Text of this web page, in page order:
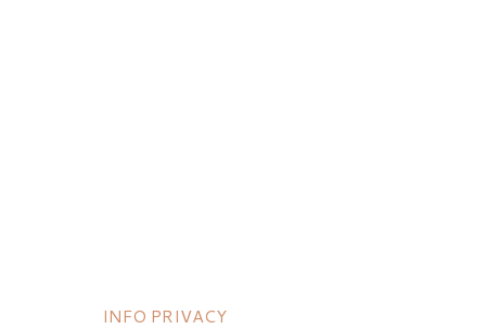
INFO PRIVACY